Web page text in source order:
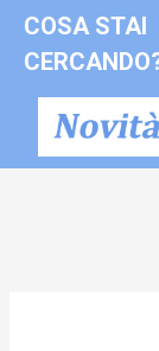
COSA STAI